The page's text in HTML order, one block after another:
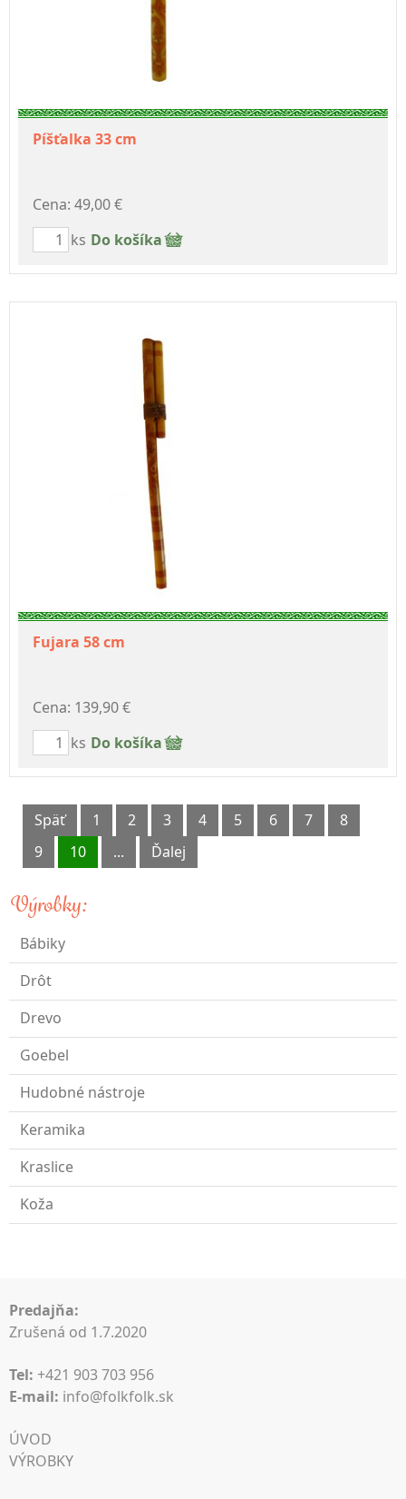
Píšťalka 33 cm
Cena: 49,00 €
ks Do košíka
Fujara 58 cm
Cena: 139,90 €
ks Do košíka
Späť 1 2 3 4 5 6 7
8
9
10 ... Ďalej
Výrobky:
Bábiky
Drôt
Drevo
Goebel
Hudobné nástroje
Keramika
Kraslice
Koža
Predajňa:
Zrušená od 1.7.2020
Tel: +421 903 703 956
E-mail: info@folkfolk.sk
ÚVOD
VÝROBKY